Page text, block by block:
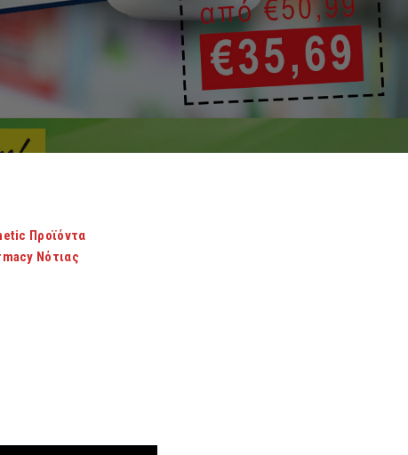
Προϊόντα
Νότιας